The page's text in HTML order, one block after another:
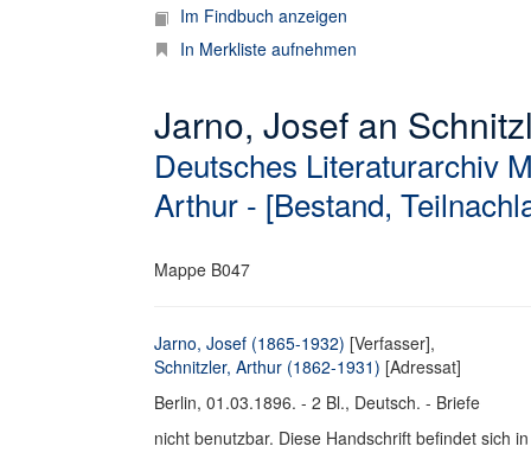
Im Findbuch anzeigen
In Merkliste aufnehmen
Jarno, Josef an
Deutsches Literaturarchiv
Arthur - [Bestand,
Mappe B047
Jarno, Josef (1865-1932) [Verfasser],
Schnitzler, Arthur (1862-1931) [Adressat]
Berlin, 01.03.1896. - 2 Bl., Deutsch. - Briefe
nicht benutzbar. Diese Handschrift befindet sich